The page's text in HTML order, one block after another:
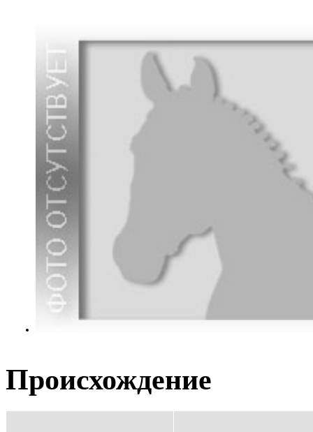
Происхождение